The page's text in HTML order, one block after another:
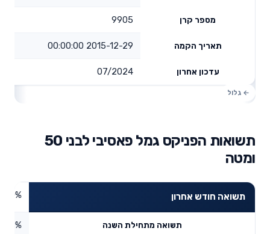
מספר קרן 9905
תאריך הקמה 2015-12-29 00:00:00
עדכון אחרון 07/2024
תשואות הפניקס גמל פאסיבי לבני 50
ומטה
תשואה חודש אחרון 0%
תשואה מתחילת השנה 7.18%